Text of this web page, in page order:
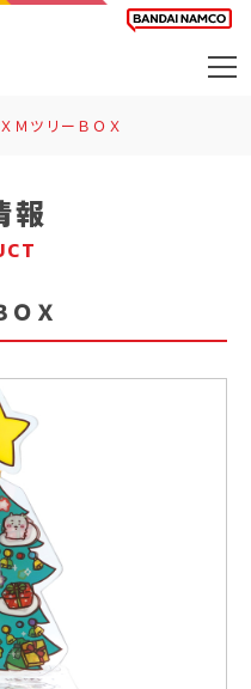
ＭツリーＢＯＸ
報
ＯＸ